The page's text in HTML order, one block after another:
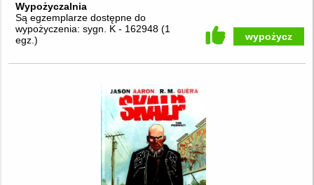
Wypożyczalnia
Są egzemplarze dostępne do
wypożyczenia: sygn. K - 162948 (1
egz.) wypożycz